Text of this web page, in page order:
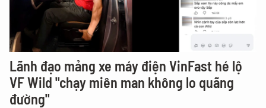
Lãnh đạo mảng xe máy điện VinFast hé lộ
VF Wild "chạy miên man không lo quãng
đường"